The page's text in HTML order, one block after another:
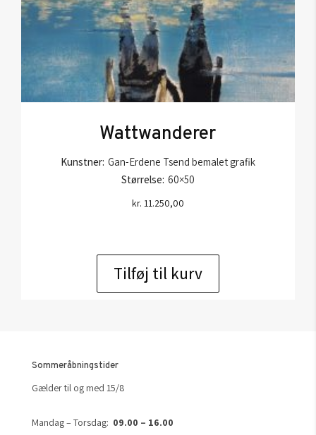
Wattwanderer
Kunstner: Gan-Erdene Tsend bemalet grafik
Størrelse: 60×50
kr. 11.250,00
Tilføj til kurv
Sommeråbningstider
Gælder til og med 15/8
Mandag – Torsdag: 09.00 – 16.00